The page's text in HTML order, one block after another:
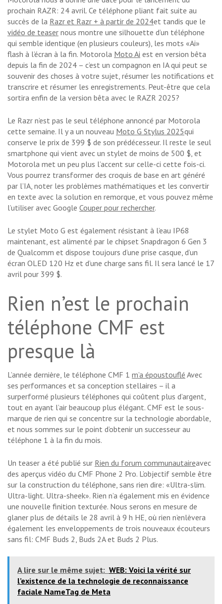
prochain RAZR: 24 avril. Ce téléphone pliant fait suite au
succès de la Razr et Razr + à partir de 2024et tandis que le
vidéo de teaser nous montre une silhouette d’un téléphone
qui semble identique (en plusieurs couleurs), les mots «Ai»
flash à l’écran à la fin. Motorola Moto Ai est en version bêta
depuis la fin de 2024 – c’est un compagnon en IA qui peut se
souvenir des choses à votre sujet, résumer les notifications et
transcrire et résumer les enregistrements. Peut-être que cela
sortira enfin de la version bêta avec le RAZR 2025?
Le Razr n’est pas le seul téléphone annoncé par Motorola
cette semaine. Il y a un nouveau Moto G Stylus 2025qui
conserve le prix de 399 $ de son prédécesseur. Il reste le seul
smartphone qui vient avec un stylet de moins de 500 $, et
Motorola met un peu plus l’accent sur celle-ci cette fois-ci.
Vous pourrez transformer des croquis de base en art généré
par l’IA, noter les problèmes mathématiques et les convertir
en texte avec la solution en remorque, et vous pouvez même
l’utiliser avec Google Couper pour rechercher.
Le stylet Moto G est également résistant à l’eau IP68
maintenant, est alimenté par le chipset Snapdragon 6 Gen 3
de Qualcomm et dispose toujours d’une prise casque, d’un
écran OLED 120 Hz et d’une charge sans fil. Il sera lancé le 17
avril pour 399 $.
Rien n’est le prochain
téléphone CMF est
presque là
L’année dernière, le téléphone CMF 1 m’a époustouflé Avec
ses performances et sa conception stellaires – il a
surperformé plusieurs téléphones qui coûtent plus d’argent,
tout en ayant l’air beaucoup plus élégant. CMF est le sous-
marque de rien qui se concentre sur la technologie abordable,
et nous sommes sur le point d’obtenir un successeur au
téléphone 1 à la fin du mois.
Un teaser a été publié sur Rien du forum communautaireavec
des aperçus vidéo du CMF Phone 2 Pro. L’objectif semble être
sur la construction du téléphone, sans rien dire: «Ultra-slim.
Ultra-light. Ultra-sheek». Rien n’a également mis en évidence
une nouvelle finition texturée. Nous serons en mesure de
glaner plus de détails le 28 avril à 9 h HE, où rien n’enlèvera
également les enveloppements de trois nouveaux écouteurs
sans fil: CMF Buds 2, Buds 2A et Buds 2 Plus.
A lire sur le même sujet: WEB: Voici la vérité sur
l’existence de la technologie de reconnaissance
faciale NameTag de Meta